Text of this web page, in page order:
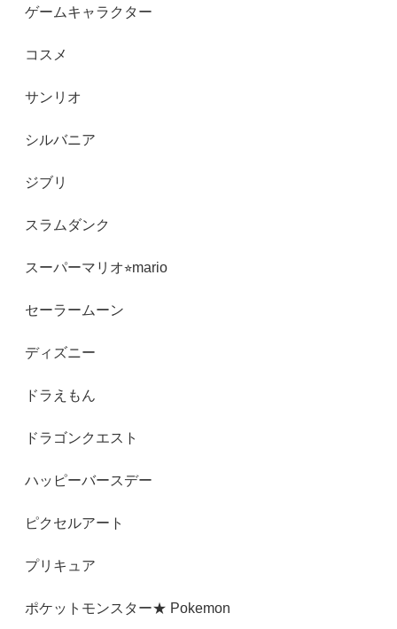
ゲームキャラクター
コスメ
サンリオ
シルバニア
ジブリ
スラムダンク
スーパーマリオ⭐︎mario
セーラームーン
ディズニー
ドラえもん
ドラゴンクエスト
ハッピーバースデー
ピクセルアート
プリキュア
ポケットモンスター★ Pokemon